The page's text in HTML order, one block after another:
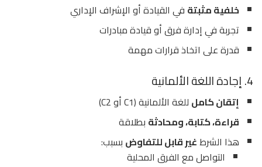
خلفية مثبتة في القيادة أو الإشراف الإداري
تجربة في إدارة فرق أو قيادة مبادرات
قدرة على اتخاذ قرارات مهمة
4. إجادة اللغة الألمانية
إتقان كامل للغة الألمانية (C1 أو C2)
قراءة، كتابة، ومحادثة بطلاقة
هذا الشرطغير قابل للتفاوض بسبب:
التواصل مع الفرق المحلية